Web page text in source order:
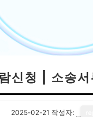
신청 | 소송서
2025-02-21 작성자: